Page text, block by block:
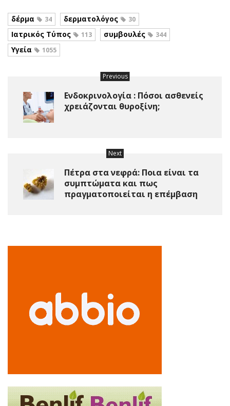
δέρμα 34 δερματολόγος 30
Ιατρικός Τύπος 113 συμβουλές 344
Υγεία 1055
Previous
Ενδοκρινολογία : Πόσοι ασθενείς
χρειάζονται θυροξίνη;
Next
Πέτρα στα νεφρά: Ποια είναι τα
συμπτώματα και πως
πραγματοποιείται η επέμβαση